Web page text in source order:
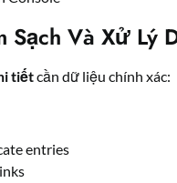
Sạch Và Xử Lý
tiếtcần dữ liệu chính xác:
entries